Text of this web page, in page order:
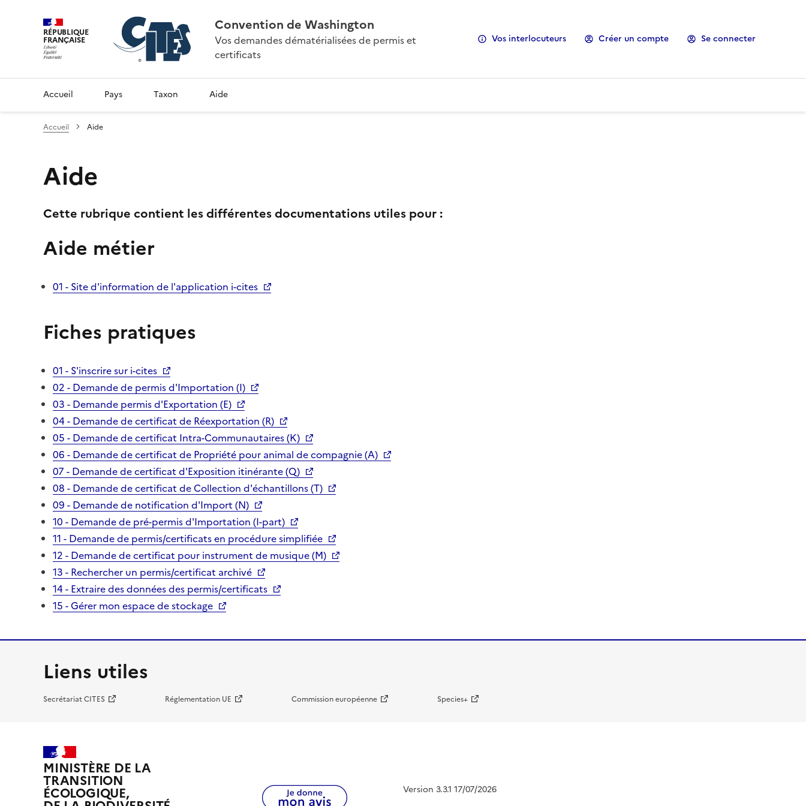
RÉPUBLIQUE
FRANÇAISE
Convention de Washington
Vos demandes dématérialisées de permis et
certificats
Vos interlocuteurs Créer un compte Se connecter
Accueil Pays Taxon Aide
Accueil Aide
Aide
Cette rubrique contient les différentes documentations utiles pour :
Aide métier
01 - Site d'information de l'application i-cites
Fiches pratiques
01 - S'inscrire sur i-cites
02 - Demande de permis d'Importation (I)
03 - Demande permis d'Exportation (E)
04 - Demande de certificat de Réexportation (R)
05 - Demande de certificat Intra-Communautaires (K)
06 - Demande de certificat de Propriété pour animal de compagnie (A)
07 - Demande de certificat d'Exposition itinérante (Q)
08 - Demande de certificat de Collection d'échantillons (T)
09 - Demande de notification d'Import (N)
10 - Demande de pré-permis d'Importation (I-part)
11 - Demande de permis/certificats en procédure simplifiée
12 - Demande de certificat pour instrument de musique (M)
13 - Rechercher un permis/certificat archivé
14 - Extraire des données des permis/certificats
15 - Gérer mon espace de stockage
Liens utiles
Secrétariat CITES Réglementation UE Commission européenne Species+
MINISTÈRE DE LA
TRANSITION
ÉCOLOGIQUE, Version 3.3.1 17/07/2026